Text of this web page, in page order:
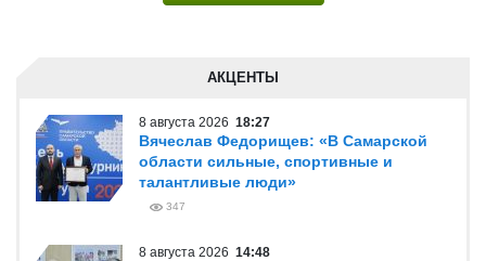
АКЦЕНТЫ
8 августа 2026 18:27
Вячеслав Федорищев: «В Самарской
области сильные, спортивные и
талантливые люди»
347
8 августа 2026 14:48